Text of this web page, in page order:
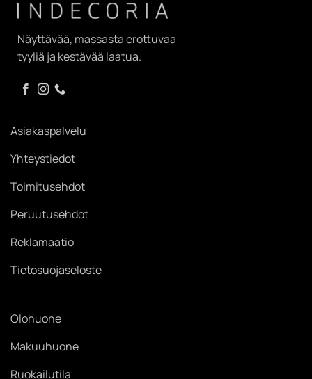
Näyttävää, massasta erottuvaa
tyyliä ja kestävää laatua.
Asiakaspalvelu
Yhteystiedot
Toimitusehdot
Peruutusehdot
Reklamaatio
Tietosuojaseloste
Olohuone
Makuuhuone
Ruokailutila